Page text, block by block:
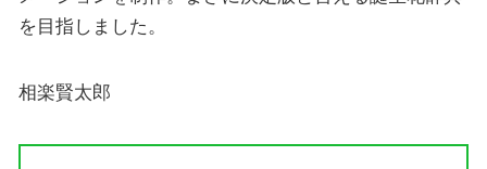
を目指しました。
相楽賢太郎